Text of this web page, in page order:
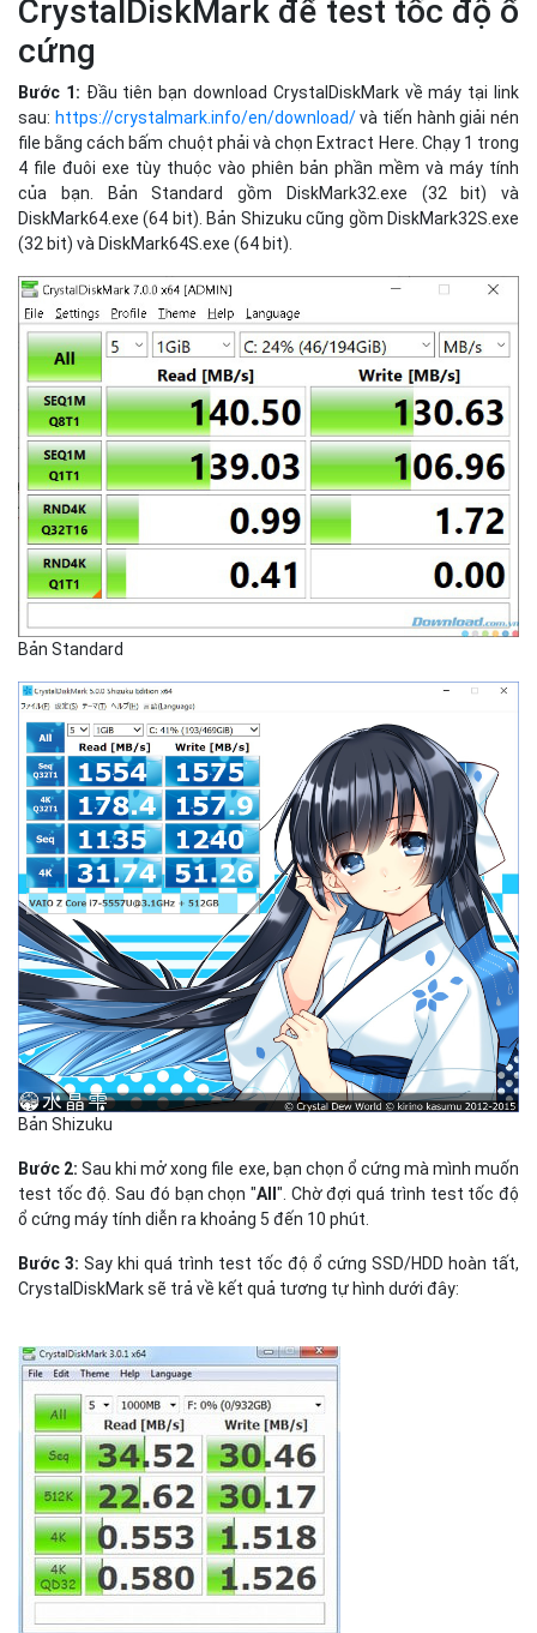
CrystalDiskMark để test tốc độ ổ
cứng
Bước 1: Đầu tiên bạn download CrystalDiskMark về máy tại link
sau: https://crystalmark.info/en/download/và tiến hành giải nén
file bằng cách bấm chuột phải và chọn Extract Here. Chạy 1 trong
4 file đuôi exe tùy thuộc vào phiên bản phần mềm và máy tính
của bạn. Bản Standard gồm DiskMark32.exe (32 bit) và
DiskMark64.exe (64 bit). Bản Shizuku cũng gồm DiskMark32S.exe
(32 bit) và DiskMark64S.exe (64 bit).
Bản Standard
Bản Shizuku
Bước 2: Sau khi mở xong file exe, bạn chọn ổ cứng mà mình muốn
test tốc độ. Sau đó bạn chọn "All ". Chờ đợi quá trình test tốc độ
ổ cứng máy tính diễn ra khoảng 5 đến 10 phút.
Bước 3: Say khi quá trình test tốc độ ổ cứng SSD/HDD hoàn tất,
CrystalDiskMark sẽ trả về kết quả tương tự hình dưới đây: